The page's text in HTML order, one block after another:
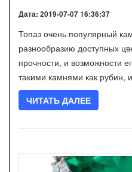
Дата: 2019-07-07 16:36:37
Топаз очень популярный
разнообразию доступных
прочности, и возможности
такими камнями как рубин,
ЧИТАТЬ ДАЛЕЕ